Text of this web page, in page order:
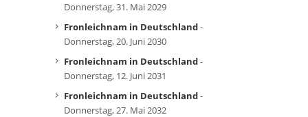
Donnerstag, 31. Mai 2029
Fronleichnam in Deutschland-
Donnerstag, 20. Juni 2030
Fronleichnam in Deutschland-
Donnerstag, 12. Juni 2031
Fronleichnam in Deutschland-
Donnerstag, 27. Mai 2032